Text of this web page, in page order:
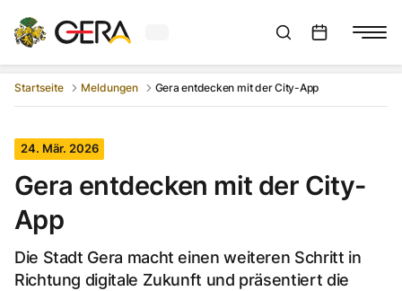
Aktuelles Wetter in GeraSuchleiste anzeigen
Startseite Meldungen Gera entdecken mit der City-App
24. Mär. 2026
Gera entdecken mit der City-
App
Die Stadt Gera macht einen weiteren Schritt in
Richtung digitale Zukunft und präsentiert die